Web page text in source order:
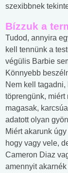
szexibbnek
Bízzuk a
Tudod, annyira
kell tennünk a
végülis Barbie
Könnyebb
Nem kell
töprengünk, miért
magasak,
adatott olyan
Miért akarunk
hogy vagy vele,
Cameron Diaz
amennyit